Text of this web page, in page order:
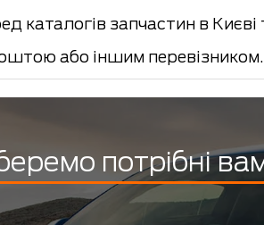
каталогів запчастин в Києві
або іншим перевізником.
потрібні